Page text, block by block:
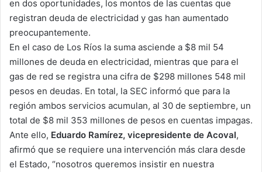
en dos oportunidades, los montos de las cuentas que
registran deuda de electricidad y gas han aumentado
preocupantemente.
En el caso de Los Ríos la suma asciende a $8 mil 54
millones de deuda en electricidad, mientras que para el
gas de red se registra una cifra de $298 millones 548 mil
pesos en deudas. En total, la SEC informó que para la
región ambos servicios acumulan, al 30 de septiembre, un
total de $8 mil 353 millones de pesos en cuentas impagas.
Ante ello, Eduardo Ramírez, vicepresidente de Acoval,
afirmó que se requiere una intervención más clara desde
el Estado, “nosotros queremos insistir en nuestra